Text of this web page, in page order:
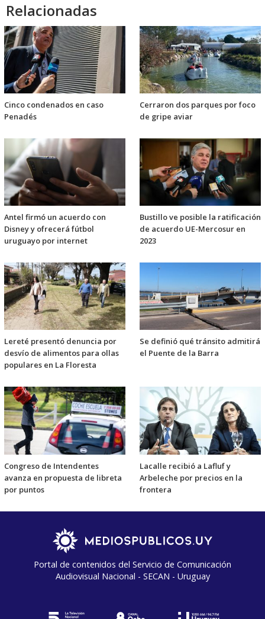
Relacionadas
Cinco condenados en caso
Penadés
Cerraron dos parques por foco
de gripe aviar
Antel firmó un acuerdo con
Disney y ofrecerá fútbol
uruguayo por internet
Bustillo ve posible la ratificación
de acuerdo UE-Mercosur en
2023
Lereté presentó denuncia por
desvío de alimentos para ollas
populares en La Floresta
Se definió qué tránsito admitirá
el Puente de la Barra
Congreso de Intendentes
avanza en propuesta de libreta
por puntos
Lacalle recibió a Lafluf y
Arbeleche por precios en la
frontera
Portal de contenidos del Servicio de Comunicación
Audiovisual Nacional - SECAN - Uruguay